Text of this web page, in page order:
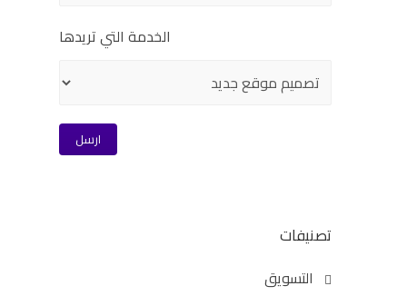
الخدمة التي تريدها
تصنيفات
التسويق